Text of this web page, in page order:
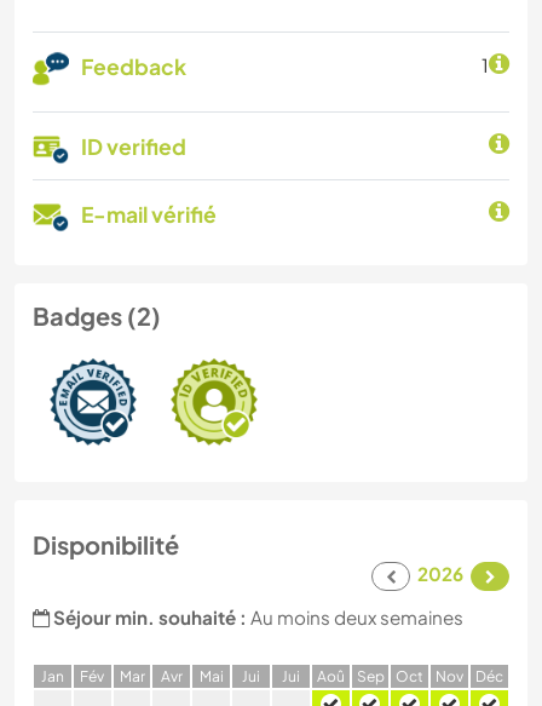
Feedback 1
ID verified
E-mail vérifié
Badges (2)
Disponibilité
2026
Séjour min. souhaité : Au moins deux semaines
Jan Fév Mar Avr Mai Jui Jui Aoû Sep Oct Nov Déc